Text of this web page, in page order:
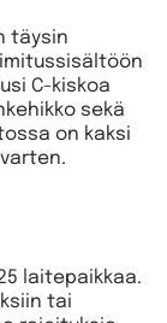
täysin
C-kiskoa
sekä
on kaksi
laitepaikkaa.
tai